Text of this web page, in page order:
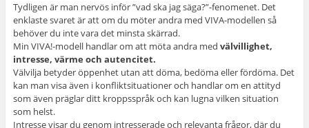
Tydligen är man nervös inför ”vad ska jag säga?”-fenomenet. Det
enklaste svaret är att om du möter andra med VIVA-modellen så
behöver du inte vara det minsta skärrad.
Min VIVA!-modell handlar om att möta andra med välvillighet,
intresse, värme och autencitet.
Välvilja betyder öppenhet utan att döma, bedöma eller fördöma. Det
kan man visa även i konfliktsituationer och handlar om en attityd
som även präglar ditt kroppsspråk och kan lugna vilken situation
som helst.
Intresse visar du genom intresserade och relevanta frågor, där du